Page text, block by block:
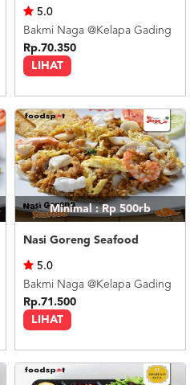
LIHAT
5.0
Bakmi Naga @Kelapa Gading
Rp.70.350
Minimal : Rp 500rb
Nasi Goreng Seafood
LIHAT
5.0
Bakmi Naga @Kelapa Gading
Rp.71.500